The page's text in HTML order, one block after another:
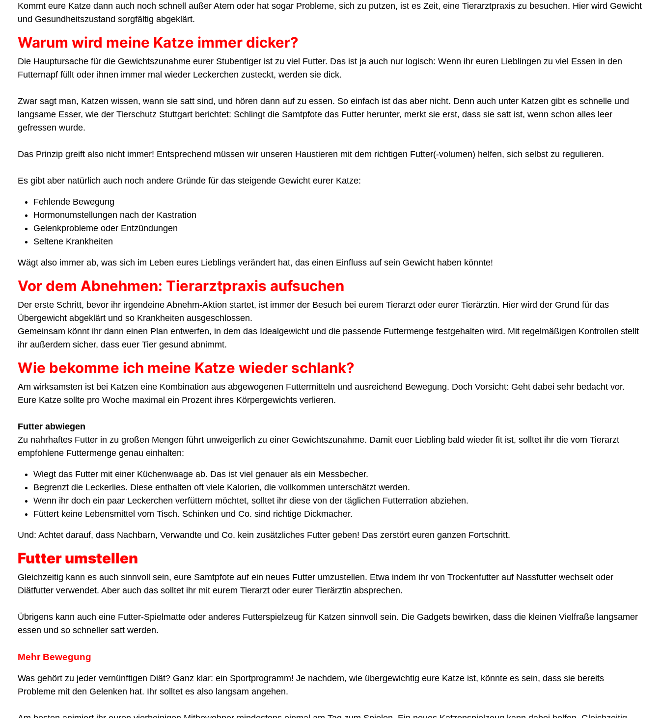
Kommt eure Katze dann auch noch schnell außer Atem oder hat sogar Probleme, sich zu putzen, ist es Zeit, eine Tierarztpraxis zu besuchen. Hier wird Gewicht
und Gesundheitszustand sorgfältig abgeklärt.
Warum wird meine Katze immer dicker?
Die Hauptursache für die Gewichtszunahme eurer Stubentiger ist zu viel Futter. Das ist ja auch nur logisch: Wenn ihr euren Lieblingen zu viel Essen in den
Futternapf füllt oder ihnen immer mal wieder Leckerchen zusteckt, werden sie dick.
Zwar sagt man, Katzen wissen, wann sie satt sind, und hören dann auf zu essen. So einfach ist das aber nicht. Denn auch unter Katzen gibt es schnelle und
langsame Esser, wie der Tierschutz Stuttgart berichtet: Schlingt die Samtpfote das Futter herunter, merkt sie erst, dass sie satt ist, wenn schon alles leer
gefressen wurde.
Das Prinzip greift also nicht immer! Entsprechend müssen wir unseren Haustieren mit dem richtigen Futter(-volumen) helfen, sich selbst zu regulieren.
Es gibt aber natürlich auch noch andere Gründe für das steigende Gewicht eurer Katze:
Fehlende Bewegung
Hormonumstellungen nach der Kastration
Gelenkprobleme oder Entzündungen
Seltene Krankheiten
Wägt also immer ab, was sich im Leben eures Lieblings verändert hat, das einen Einfluss auf sein Gewicht haben könnte!
Vor dem Abnehmen: Tierarztpraxis aufsuchen
Der erste Schritt, bevor ihr irgendeine Abnehm-Aktion startet, ist immer der Besuch bei eurem Tierarzt oder eurer Tierärztin. Hier wird der Grund für das
Übergewicht abgeklärt und so Krankheiten ausgeschlossen.
Gemeinsam könnt ihr dann einen Plan entwerfen, in dem das Idealgewicht und die passende Futtermenge festgehalten wird. Mit regelmäßigen Kontrollen stellt
ihr außerdem sicher, dass euer Tier gesund abnimmt.
Wie bekomme ich meine Katze wieder schlank?
Am wirksamsten ist bei Katzen eine Kombination aus abgewogenen Futtermitteln und ausreichend Bewegung. Doch Vorsicht: Geht dabei sehr bedacht vor.
Eure Katze sollte pro Woche maximal ein Prozent ihres Körpergewichts verlieren.
Futter abwiegen
Zu nahrhaftes Futter in zu großen Mengen führt unweigerlich zu einer Gewichtszunahme. Damit euer Liebling bald wieder fit ist, solltet ihr die vom Tierarzt
empfohlene Futtermenge genau einhalten:
Wiegt das Futter mit einer Küchenwaage ab. Das ist viel genauer als ein Messbecher.
Begrenzt die Leckerlies. Diese enthalten oft viele Kalorien, die vollkommen unterschätzt werden.
Wenn ihr doch ein paar Leckerchen verfüttern möchtet, solltet ihr diese von der täglichen Futterration abziehen.
Füttert keine Lebensmittel vom Tisch. Schinken und Co. sind richtige Dickmacher.
Und: Achtet darauf, dass Nachbarn, Verwandte und Co. kein zusätzliches Futter geben! Das zerstört euren ganzen Fortschritt.
Futter umstellen
Gleichzeitig kann es auch sinnvoll sein, eure Samtpfote auf ein neues Futter umzustellen. Etwa indem ihr von Trockenfutter auf Nassfutter wechselt oder
Diätfutter verwendet. Aber auch das solltet ihr mit eurem Tierarzt oder eurer Tierärztin absprechen.
Übrigens kann auch eine Futter-Spielmatte oder anderes Futterspielzeug für Katzen sinnvoll sein. Die Gadgets bewirken, dass die kleinen Vielfraße langsamer
essen und so schneller satt werden.
Mehr Bewegung
Was gehört zu jeder vernünftigen Diät? Ganz klar: ein Sportprogramm! Je nachdem, wie übergewichtig eure Katze ist, könnte es sein, dass sie bereits
Probleme mit den Gelenken hat. Ihr solltet es also langsam angehen.